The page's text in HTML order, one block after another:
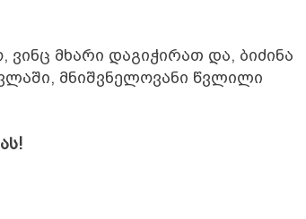
, ვინც მხარი დაგიჭირათ და, ბიძინა
მნიშვნელოვანი წვლილი